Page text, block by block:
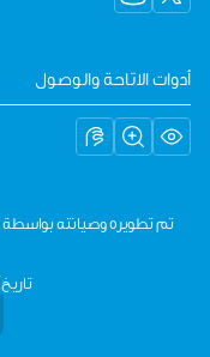
أدوات الاتاحة والوصول
تم تطويره وصيانته بواسطة
تاريخ